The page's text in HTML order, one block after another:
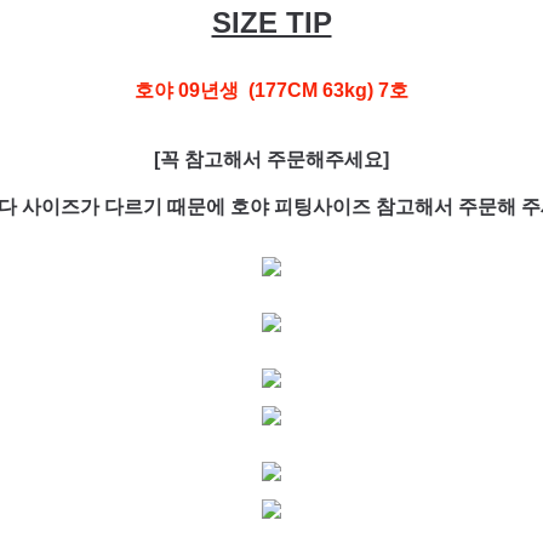
SIZE TIP
호야 09년생 (177CM 63kg) 7호
[꼭 참고해서 주문해주세요]
사이즈가 다르기 때문에 호야 피팅사이즈 참고해서 주문해